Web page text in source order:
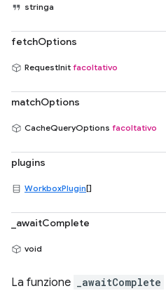
stringa
fetchOptions
RequestInit facoltativo
matchOptions
CacheQueryOptions facoltativo
plugins
WorkboxPlugin[]
_awaitComplete
void
La funzione _awaitComplete